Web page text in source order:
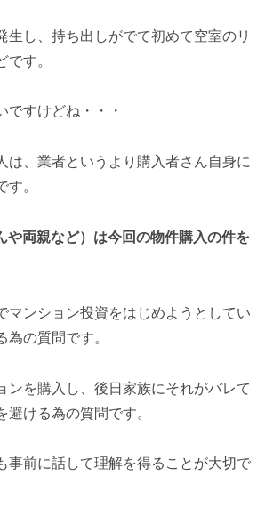
生し、持ち出しがでて初めて空室のリ
です。
ですけどね・・・
は、業者というより購入者さん自身に
す。
や両親など）は今回の物件購入の件を
マンション投資をはじめようとしてい
為の質問です。
ンを購入し、後日家族にそれがバレて
避ける為の質問です。
事前に話して理解を得ることが大切で